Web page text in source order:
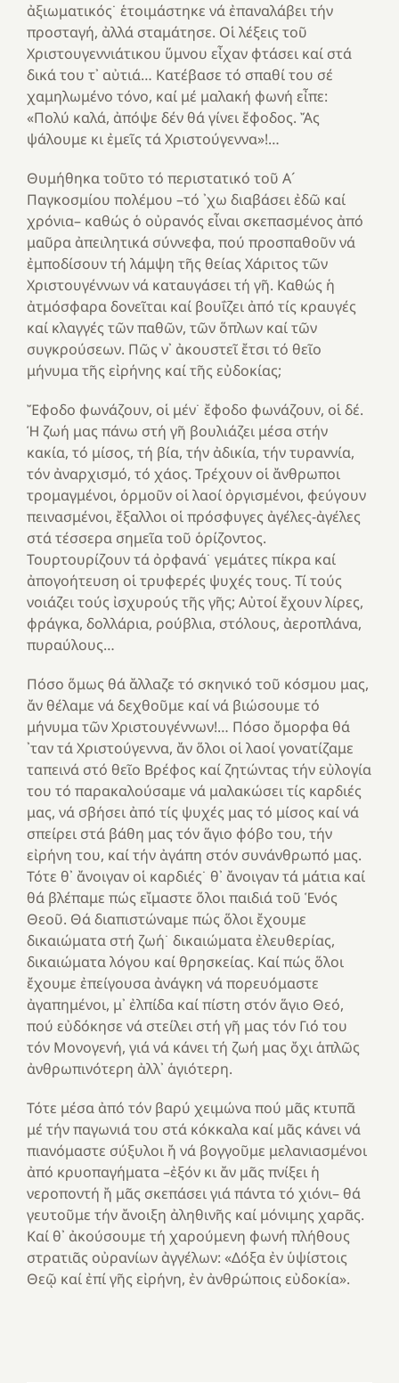
ἀξιωματικός˙ ἑτοιμάστηκε νά ἐπαναλάβει τήν
προσταγή, ἀλλά σταμάτησε. Οἱ λέξεις τοῦ
Χριστουγεννιάτικου ὕμνου εἶχαν φτάσει καί στά
δικά του τ᾽ αὐτιά… Κατέβασε τό σπαθί του σέ
χαμηλωμένο τόνο, καί μέ μαλακή φωνή εἶπε:
«Πολύ καλά, ἀπόψε δέν θά γίνει ἔφοδος. Ἄς
ψάλουμε κι ἐμεῖς τά Χριστούγεννα»!…
Θυμήθηκα τοῦτο τό περιστατικό τοῦ Α´
Παγκοσμίου πολέμου –τό ᾽χω διαβάσει ἐδῶ καί
χρόνια– καθώς ὁ οὐρανός εἶναι σκεπασμένος ἀπό
μαῦρα ἀπειλητικά σύννεφα, πού προσπαθοῦν νά
ἐμποδίσουν τή λάμψη τῆς θείας Χάριτος τῶν
Χριστουγέννων νά καταυγάσει τή γῆ. Καθώς ἡ
ἀτμόσφαρα δονεῖται καί βουΐζει ἀπό τίς κραυγές
καί κλαγγές τῶν παθῶν, τῶν ὅπλων καί τῶν
συγκρούσεων. Πῶς ν᾽ ἀκουστεῖ ἔτσι τό θεῖο
μήνυμα τῆς εἰρήνης καί τῆς εὐδοκίας;
Ἔφοδο φωνάζουν, οἱ μέν˙ ἔφοδο φωνάζουν, οἱ δέ.
Ἡ ζωή μας πάνω στή γῆ βουλιάζει μέσα στήν
κακία, τό μίσος, τή βία, τήν ἀδικία, τήν τυραννία,
τόν ἀναρχισμό, τό χάος. Τρέχουν οἱ ἄνθρωποι
τρομαγμένοι, ὁρμοῦν οἱ λαοί ὀργισμένοι, φεύγουν
πεινασμένοι, ἔξαλλοι οἱ πρόσφυγες ἀγέλες-ἀγέλες
στά τέσσερα σημεῖα τοῦ ὁρίζοντος.
Τουρτουρίζουν τά ὀρφανά˙ γεμάτες πίκρα καί
ἀπογοήτευση οἱ τρυφερές ψυχές τους. Τί τούς
νοιάζει τούς ἰσχυρούς τῆς γῆς; Αὐτοί ἔχουν λίρες,
φράγκα, δολλάρια, ρούβλια, στόλους, ἀεροπλάνα,
πυραύλους…
Πόσο ὅμως θά ἄλλαζε τό σκηνικό τοῦ κόσμου μας,
ἄν θέλαμε νά δεχθοῦμε καί νά βιώσουμε τό
μήνυμα τῶν Χριστουγέννων!… Πόσο ὄμορφα θά
᾽ταν τά Χριστούγεννα, ἄν ὅλοι οἱ λαοί γονατίζαμε
ταπεινά στό θεῖο Βρέφος καί ζητώντας τήν εὐλογία
του τό παρακαλούσαμε νά μαλακώσει τίς καρδιές
μας, νά σβήσει ἀπό τίς ψυχές μας τό μίσος καί νά
σπείρει στά βάθη μας τόν ἅγιο φόβο του, τήν
εἰρήνη του, καί τήν ἀγάπη στόν συνάνθρωπό μας.
Τότε θ᾿ ἄνοιγαν οἱ καρδιές˙ θ᾿ ἄνοιγαν τά μάτια καί
θά βλέπαμε πώς εἴμαστε ὅλοι παιδιά τοῦ Ἑνός
Θεοῦ. Θά διαπιστώναμε πώς ὅλοι ἔχουμε
δικαιώματα στή ζωή˙ δικαιώματα ἐλευθερίας,
δικαιώματα λόγου καί θρησκείας. Καί πώς ὅλοι
ἔχουμε ἐπείγουσα ἀνάγκη νά πορευόμαστε
ἀγαπημένοι, μ᾽ ἐλπίδα καί πίστη στόν ἅγιο Θεό,
πού εὐδόκησε νά στείλει στή γῆ μας τόν Γιό του
τόν Μονογενή, γιά νά κάνει τή ζωή μας ὄχι ἁπλῶς
ἀνθρωπινότερη ἀλλ᾽ ἁγιότερη.
Τότε μέσα ἀπό τόν βαρύ χειμώνα πού μᾶς κτυπᾶ
μέ τήν παγωνιά του στά κόκκαλα καί μᾶς κάνει νά
πιανόμαστε σύξυλοι ἤ νά βογγοῦμε μελανιασμένοι
ἀπό κρυοπαγήματα –ἐξόν κι ἄν μᾶς πνίξει ἡ
νεροποντή ἤ μᾶς σκεπάσει γιά πάντα τό χιόνι– θά
γευτοῦμε τήν ἄνοιξη ἀληθινῆς καί μόνιμης χαρᾶς.
Καί θ᾽ ἀκούσουμε τή χαρούμενη φωνή πλήθους
στρατιᾶς οὐρανίων ἀγγέλων: «Δόξα ἐν ὑψίστοις
Θεῷ καί ἐπί γῆς εἰρήνη, ἐν ἀνθρώποις εὐδοκία».